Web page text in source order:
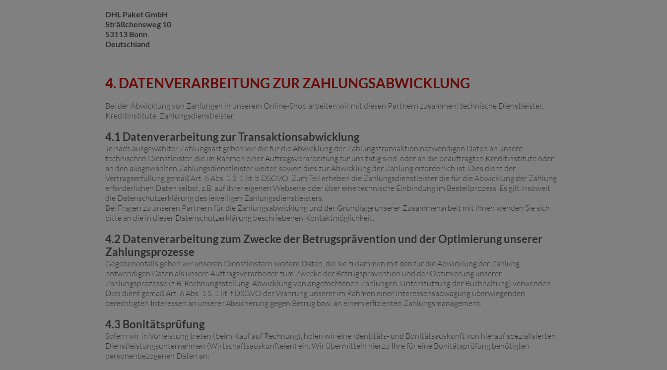
DHL Paket GmbH
Sträßchensweg 10
53113 Bonn
Deutschland
4. DATENVERARBEITUNG ZUR ZAHLUNGSABWICKLUNG
Bei der Abwicklung von Zahlungen in unserem Online-Shop arbeiten wir mit diesen Partnern zusammen: technische Dienstleister,
Kreditinstitute, Zahlungsdienstleister.
4.1 Datenverarbeitung zur Transaktionsabwicklung
Je nach ausgewählter Zahlungsart geben wir die für die Abwicklung der Zahlungstransaktion notwendigen Daten an unsere
technischen Dienstleister, die im Rahmen einer Auftragsverarbeitung für uns tätig sind, oder an die beauftragten Kreditinstitute oder
an den ausgewählten Zahlungsdienstleister weiter, soweit dies zur Abwicklung der Zahlung erforderlich ist. Dies dient der
Vertragserfüllung gemäß Art. 6 Abs. 1 S. 1 lit. b DSGVO. Zum Teil erheben die Zahlungsdienstleister die für die Abwicklung der Zahlung
erforderlichen Daten selbst, z.B. auf ihrer eigenen Webseite oder über eine technische Einbindung im Bestellprozess. Es gilt insoweit
die Datenschutzerklärung des jeweiligen Zahlungsdienstleisters.
Bei Fragen zu unseren Partnern für die Zahlungsabwicklung und der Grundlage unserer Zusammenarbeit mit ihnen wenden Sie sich
bitte an die in dieser Datenschutzerklärung beschriebenen Kontaktmöglichkeit.
4.2 Datenverarbeitung zum Zwecke der Betrugsprävention und der Optimierung unserer
Zahlungsprozesse
Gegebenenfalls geben wir unseren Dienstleistern weitere Daten, die sie zusammen mit den für die Abwicklung der Zahlung
notwendigen Daten als unsere Auftragsverarbeiter zum Zwecke der Betrugsprävention und der Optimierung unserer
Zahlungsprozesse (z.B. Rechnungsstellung, Abwicklung von angefochtenen Zahlungen, Unterstützung der Buchhaltung) verwenden.
Dies dient gemäß Art. 6 Abs. 1 S. 1 lit. f DSGVO der Wahrung unserer im Rahmen einer Interessensabwägung überwiegenden
berechtigten Interessen an unserer Absicherung gegen Betrug bzw. an einem effizienten Zahlungsmanagement.
4.3 Bonitätsprüfung
Sofern wir in Vorleistung treten (beim Kauf auf Rechnung), holen wir eine Identitäts- und Bonitätsauskunft von hierauf spezialisierten
Dienstleistungsunternehmen (Wirtschaftsauskunfteien) ein. Wir übermitteln hierzu Ihre für eine Bonitätsprüfung benötigten
personenbezogenen Daten an: